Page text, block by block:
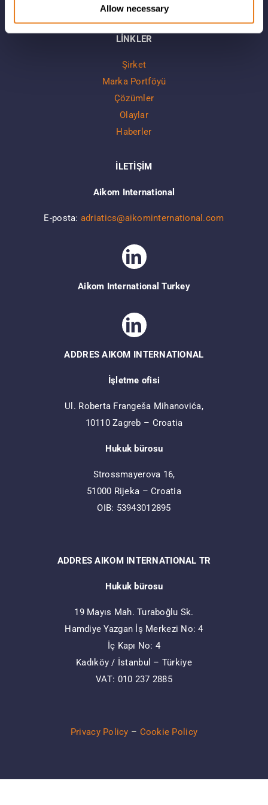
Allow necessary
LİNKLER
Şirket
Marka Portföyü
Çözümler
Olaylar
Haberler
İLETİŞİM
Aikom International
E-posta: adriatics@aikominternational.com
Aikom International Turkey
ADDRES AIKOM INTERNATIONAL
İşletme ofisi
Ul. Roberta Frangeša Mihanovića,
10110 Zagreb – Croatia
Hukuk bürosu
Strossmayerova 16,
51000 Rijeka – Croatia
OIB: 53943012895
ADDRES AIKOM INTERNATIONAL TR
Hukuk bürosu
19 Mayıs Mah. Turaboğlu Sk.
Hamdiye Yazgan İş Merkezi No: 4
İç Kapı No: 4
Kadıköy / İstanbul – Türkiye
VAT: 010 237 2885
Privacy Policy – Cookie Policy